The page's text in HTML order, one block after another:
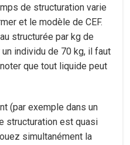
de structuration varie
et le modèle de CEF.
structurée par kg de
individu de 70 kg, il faut
que tout liquide peut
(par exemple dans un
structuration est quasi
simultanément la